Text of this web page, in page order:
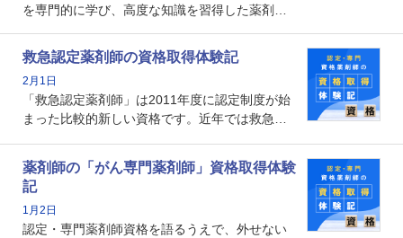
を専門的に学び、高度な知識を習得した薬剤師
や、特有の疾患、心理状況を理解し、専門性を
深めることで、子どもとその保護者に寄り添え
る存在です。今回はそんな小児薬物療法認定薬
剤師の取得体験記をご紹介します。
救急認定薬剤師の資格取得体験記
2月1日
「救急認定薬剤師」は2011年度に認定制度が始
まった比較的新しい資格です。近年では救急病
とから、救急認定薬剤師を目指す病院薬剤師も
増えているのではないでしょうか。今回はそん
な救急認定薬剤師の取得体験記をご紹介しま
す。
薬剤師の「がん専門薬剤師」資格取得体験
記
1月2日
認定・専門薬剤師資格を語るうえで、外せない